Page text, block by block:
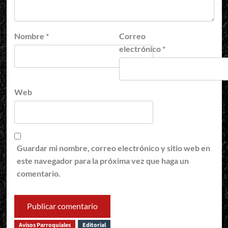
Nombre *
Correo
electrónico *
Web
Guardar mi nombre, correo electrónico y sitio web en
este navegador para la próxima vez que haga un
comentario.
Avisos Parroquiales Editorial